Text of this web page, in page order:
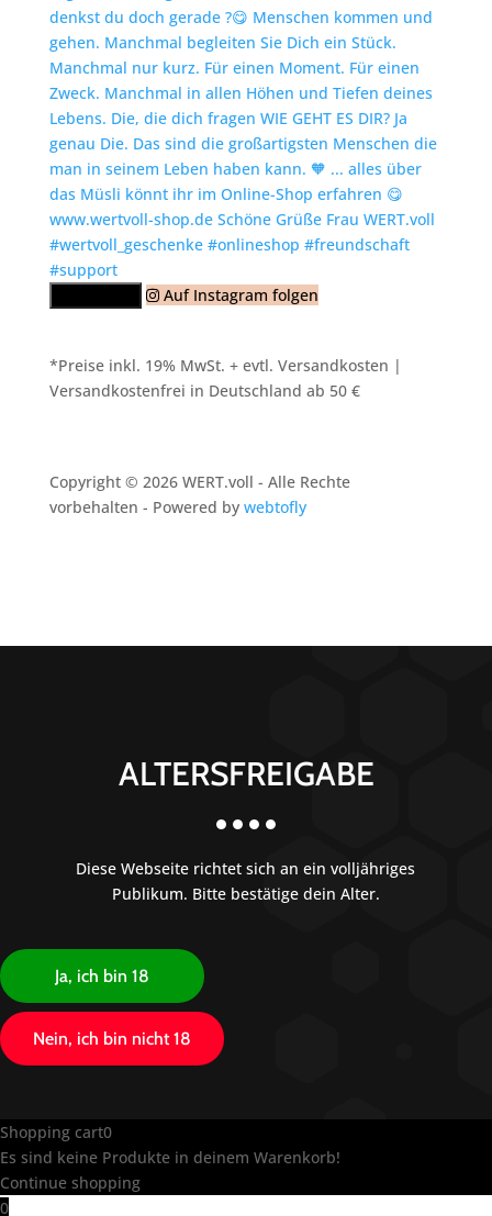
Auf Instagram folgen
*Preise inkl. 19% MwSt. + evtl. Versandkosten |
Versandkostenfrei in Deutschland ab 50 €
Copyright © 2026 WERT.voll - Alle Rechte
vorbehalten - Powered by webtofly
ALTERSFREIGABE
Diese Webseite richtet sich an ein volljähriges
Publikum. Bitte bestätige dein Alter.
Ja, ich bin 18
Nein, ich bin nicht 18
Shopping cart0
Es sind keine Produkte in deinem Warenkorb!
Continue shopping
0